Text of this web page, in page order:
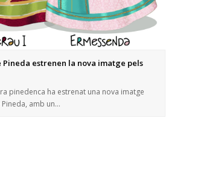
Pineda estrenen la nova imatge pels
pinedenca ha estrenat una nova imatge
amb un…